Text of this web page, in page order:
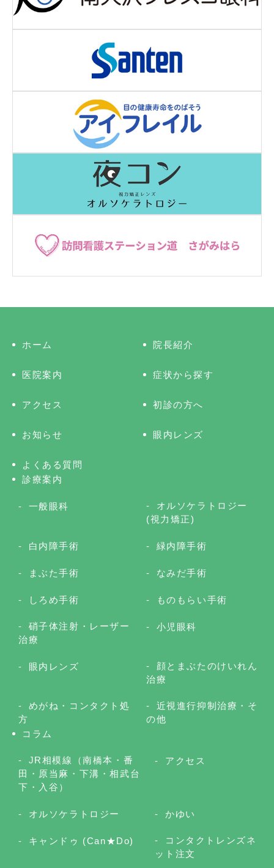
ホーム 院長紹介
医院案内 症状から探す
アクセス 初診の方へ
お知らせ 眼内レンズ
よくある質問
診療案内
一般眼科
オルソケラトロジー
(視力矯正)
白内障手術 緑内障手術
まぶた手術 なみだ手術
しろめ手術 ものもらい手術
硝子体注射・レーザー
治療
小児眼科
眼内レンズ
顔とまぶたのけいれん
治療
めがね・コンタクト処
方
近視進行抑制治療・そ
の他
コラム
JR相模線（南橋本・番
田・原当麻・下溝・相武台
下・入谷）
アクセス
オルソケラトロジー かゆい
キャンドゥ (Can★Do)
コンタクトレンズネ
ット注文